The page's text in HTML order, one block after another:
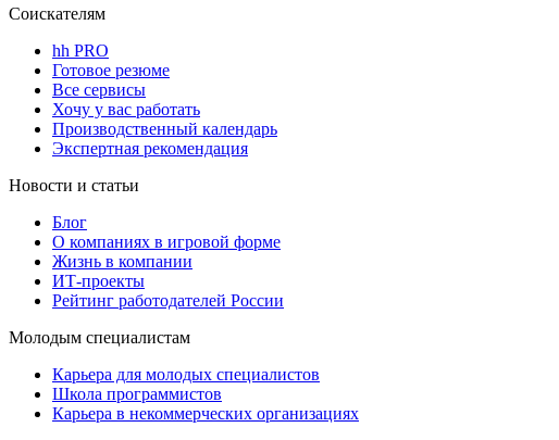
Соискателям
hh PRO
Готовое резюме
Все сервисы
Хочу у вас работать
Производственный календарь
Экспертная рекомендация
Новости и статьи
Блог
О компаниях в игровой форме
Жизнь в компании
ИТ-проекты
Рейтинг работодателей России
Молодым специалистам
Карьера для молодых специалистов
Школа программистов
Карьера в некоммерческих организациях